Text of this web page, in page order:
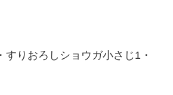
りおろしショウガ小さじ1・